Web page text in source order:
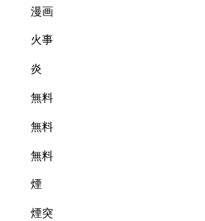
漫画
火事
炎
無料
無料
無料
煙
煙突